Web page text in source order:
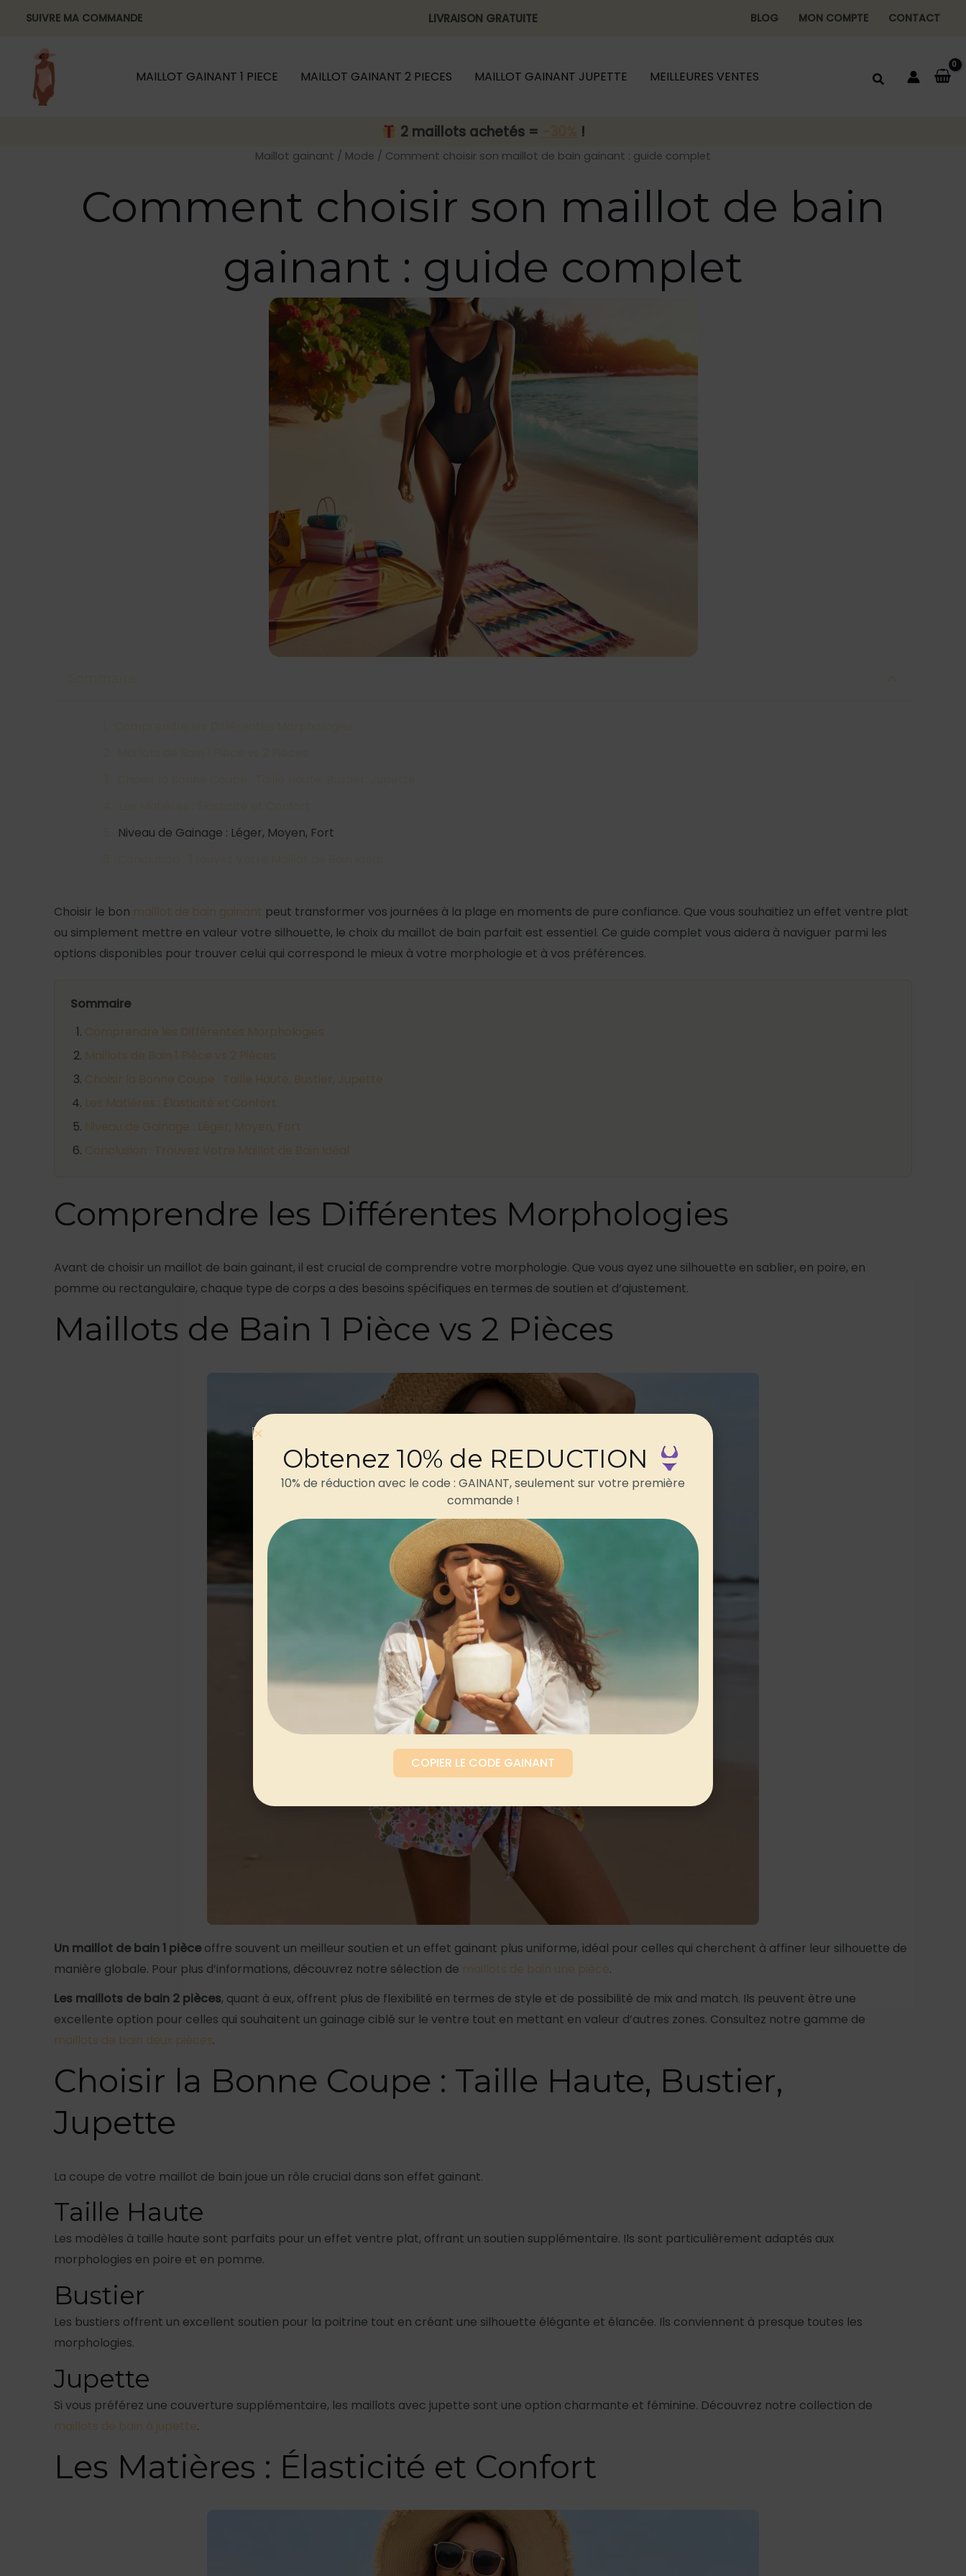
contenu
SUIVRE MA COMMANDE LIVRAISON GRATUITE BLOG MON COMPTE CONTACT
MAILLOT GAINANT 1 PIECE MAILLOT GAINANT 2 PIECES MAILLOT GAINANT JUPETTE MEILLEURES VENTES
2 maillots achetés = !
Maillot gainant / Mode / Comment choisir son maillot de bain gainant : guide complet
Comment choisir son maillot de bain
gainant : guide complet
Niveau de Gainage : Léger, Moyen, Fort
Choisir le bon maillot de bain gainant peut transformer vos journées à la plage en moments de pure confiance. Que vous souhaitiez un effet ventre plat
ou simplement mettre en valeur votre silhouette, le choix du maillot de bain parfait est essentiel. Ce guide complet vous aidera à naviguer parmi les
options disponibles pour trouver celui qui correspond le mieux à votre morphologie et à vos préférences.
Sommaire
Comprendre les Différentes Morphologies
Maillots de Bain 1 Pièce vs 2 Pièces
Choisir la Bonne Coupe : Taille Haute, Bustier, Jupette
Les Matières : Élasticité et Confort
Niveau de Gainage : Léger, Moyen, Fort
Conclusion : Trouvez Votre Maillot de Bain Idéal
Comprendre les Différentes Morphologies
Avant de choisir un maillot de bain gainant, il est crucial de comprendre votre morphologie. Que vous ayez une silhouette en sablier, en poire, en
pomme ou rectangulaire, chaque type de corps a des besoins spécifiques en termes de soutien et d’ajustement.
Maillots de Bain 1 Pièce vs 2 Pièces
Un maillot de bain 1 pièceoffre souvent un meilleur soutien et un effet gainant plus uniforme, idéal pour celles qui cherchent à affiner leur silhouette de
manière globale. Pour plus d’informations, découvrez notre sélection de maillots de bain une pièce.
Les maillots de bain 2 pièces, quant à eux, offrent plus de flexibilité en termes de style et de possibilité de mix and match. Ils peuvent être une
excellente option pour celles qui souhaitent un gainage ciblé sur le ventre tout en mettant en valeur d’autres zones. Consultez notre gamme de
maillots de bain deux pièces.
Choisir la Bonne Coupe : Taille Haute, Bustier,
Jupette
La coupe de votre maillot de bain joue un rôle crucial dans son effet gainant.
Taille Haute
Les modèles à taille haute sont parfaits pour un effet ventre plat, offrant un soutien supplémentaire. Ils sont particulièrement adaptés aux
morphologies en poire et en pomme.
Bustier
Les bustiers offrent un excellent soutien pour la poitrine tout en créant une silhouette élégante et élancée. Ils conviennent à presque toutes les
morphologies.
Jupette
Si vous préférez une couverture supplémentaire, les maillots avec jupette sont une option charmante et féminine. Découvrez notre collection de
maillots de bain à jupette.
Les Matières : Élasticité et Confort
Obtenez 10% de REDUCTION
10% de réduction avec le code : GAINANT, seulement sur votre première
commande !
COPIER LE CODE GAINANT